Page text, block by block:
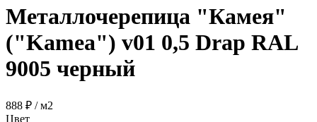
Металлочерепица "Камея"
("Kamea") v01 0,5 Drap RAL
9005 черный
888 ₽ / м2
Цвет